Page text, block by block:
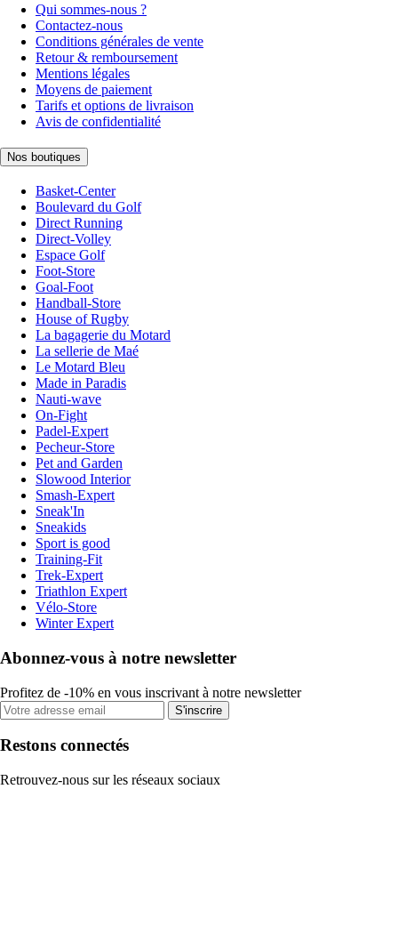
Qui sommes-nous ?
Contactez-nous
Conditions générales de vente
Retour & remboursement
Mentions légales
Moyens de paiement
Tarifs et options de livraison
Avis de confidentialité
Nos boutiques
Basket-Center
Boulevard du Golf
Direct Running
Direct-Volley
Espace Golf
Foot-Store
Goal-Foot
Handball-Store
House of Rugby
La bagagerie du Motard
La sellerie de Maé
Le Motard Bleu
Made in Paradis
Nauti-wave
On-Fight
Padel-Expert
Pecheur-Store
Pet and Garden
Slowood Interior
Smash-Expert
Sneak'In
Sneakids
Sport is good
Training-Fit
Trek-Expert
Triathlon Expert
Vélo-Store
Winter Expert
Abonnez-vous à notre newsletter
Profitez de -10% en vous inscrivant à notre newsletter
S'inscrire
Restons connectés
Retrouvez-nous sur les réseaux sociaux